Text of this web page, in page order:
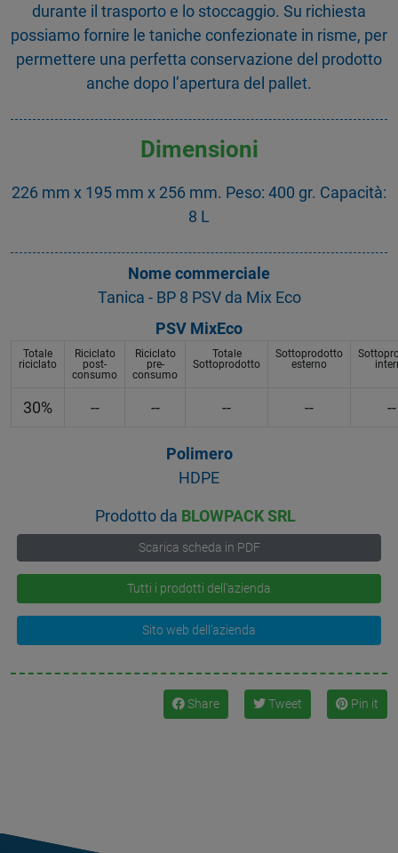
durante il trasporto e lo stoccaggio. Su richiesta
possiamo fornire le taniche confezionate in risme, per
permettere una perfetta conservazione del prodotto
anche dopo l’apertura del pallet.
Dimensioni
226 mm x 195 mm x 256 mm. Peso: 400 gr. Capacità:
8 L
Nome commerciale
Tanica - BP 8 PSV da Mix Eco
PSV MixEco
Totale
riciclato
Riciclato
post-
consumo
Riciclato
pre-
consumo
Totale
Sottoprodotto
Sottoprodotto
esterno
30% -- -- -- -- --
Polimero
HDPE
Prodotto da BLOWPACK SRL
Scarica scheda in PDF
Tutti i prodotti dell'azienda
Sito web dell'azienda
Share Tweet Pin it